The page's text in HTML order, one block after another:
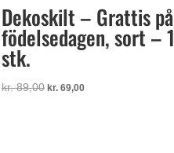
Dekoskilt – Grattis på
födelsedagen, sort – 1
stk.
kr.89,00 Den
kr.69,00Den